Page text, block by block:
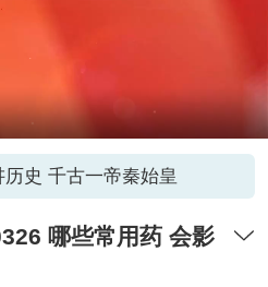
历史 千古一帝秦始皇
哪些常用药 会影